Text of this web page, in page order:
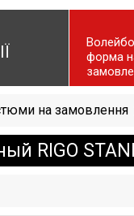
форма
на замовлення
RIGO